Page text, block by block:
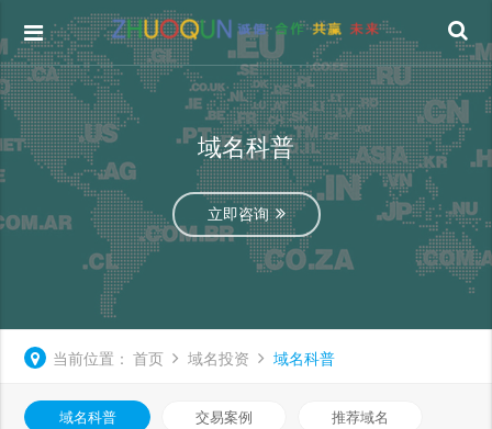
域名科普
立即咨询
当前位置： 首页 域名投资 域名科普
域名科普 交易案例 推荐域名